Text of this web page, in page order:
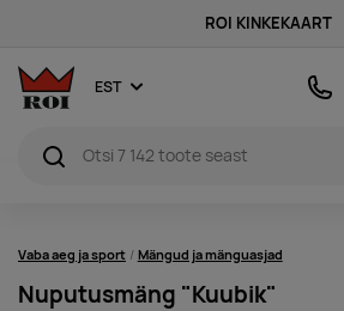
ROI KINKEKAART
EST
Vaba aeg ja sport Mängud ja mänguasjad
Nuputusmäng "Kuubik"